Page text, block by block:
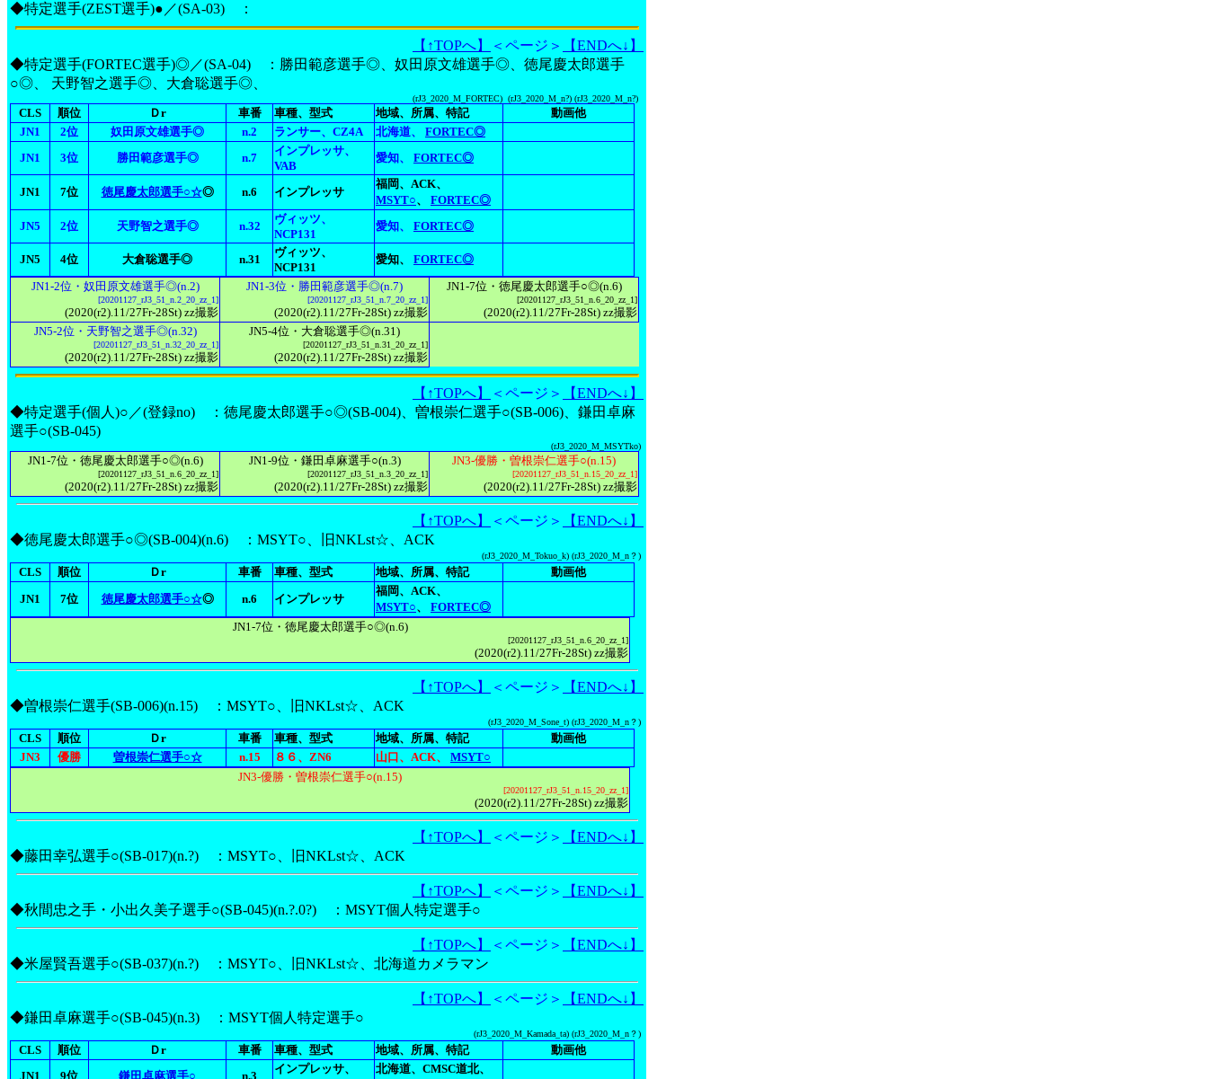
◆特定選手(ZEST選手)●／(SA-03) ：
【↑TOPへ】 ＜ページ＞
【ENDへ↓】
◆特定選手(FORTEC選手)◎／(SA-04) ：勝田範彦選手◎、奴田原文雄選手◎、徳尾慶太郎選手
○◎、 天野智之選手◎、大倉聡選手◎、
(rJ3_2020_M_FORTEC) (rJ3_2020_M_n?) (rJ3_2020_M_n?)
CLS 順位 Ｄr 車番 車種、型式 地域、所属、特記
動画他
JN1
2位 奴田原文雄選手◎ n.2 ランサー、CZ4A 北海道、 FORTEC◎
JN1
3位 勝田範彦選手◎ n.7
インプレッサ、
VAB
愛知、 FORTEC◎
JN1 7位 徳尾慶太郎選手○☆◎ n.6 インプレッサ
福岡、ACK、
MSYT○、 FORTEC◎
JN5
2位 天野智之選手◎ n.32
ヴィッツ、
NCP131
愛知、 FORTEC◎
JN5 4位 大倉聡選手◎ n.31
ヴィッツ、
NCP131
愛知、 FORTEC◎
JN1-2位・奴田原文雄選手◎(n.2)
[20201127_rJ3_51_n.2_20_zz_1]
(2020(r2).11/27Fr-28St) zz撮影
JN1-3位・勝田範彦選手◎(n.7)
[20201127_rJ3_51_n.7_20_zz_1]
(2020(r2).11/27Fr-28St) zz撮影
JN1-7位・徳尾慶太郎選手○◎(n.6)
[20201127_rJ3_51_n.6_20_zz_1]
(2020(r2).11/27Fr-28St) zz撮影
JN5-2位・天野智之選手◎(n.32)
[20201127_rJ3_51_n.32_20_zz_1]
(2020(r2).11/27Fr-28St) zz撮影
JN5-4位・大倉聡選手◎(n.31)
[20201127_rJ3_51_n.31_20_zz_1]
(2020(r2).11/27Fr-28St) zz撮影
【↑TOPへ】 ＜ページ＞
【ENDへ↓】
◆特定選手(個人)○／(登録no) ：徳尾慶太郎選手○◎(SB-004)、曽根崇仁選手○(SB-006)、鎌田卓麻
選手○(SB-045)
(rJ3_2020_M_MSYTko)
JN1-7位・徳尾慶太郎選手○◎(n.6)
[20201127_rJ3_51_n.6_20_zz_1]
(2020(r2).11/27Fr-28St) zz撮影
JN1-9位・鎌田卓麻選手○(n.3)
[20201127_rJ3_51_n.3_20_zz_1]
(2020(r2).11/27Fr-28St) zz撮影
JN3-優勝・曽根崇仁選手○(n.15)
[20201127_rJ3_51_n.15_20_zz_1]
(2020(r2).11/27Fr-28St) zz撮影
【↑TOPへ】 ＜ページ＞
【ENDへ↓】
◆徳尾慶太郎選手○◎(SB-004)(n.6) ：MSYT○、旧NKLst☆、ACK
(rJ3_2020_M_Tokuo_k) (rJ3_2020_M_n？)
CLS 順位 Ｄr 車番 車種、型式 地域、所属、特記
動画他
JN1
7位 徳尾慶太郎選手○☆◎ n.6 インプレッサ
福岡、ACK、
MSYT○、 FORTEC◎
JN1-7位・徳尾慶太郎選手○◎(n.6)
[20201127_rJ3_51_n.6_20_zz_1]
(2020(r2).11/27Fr-28St) zz撮影
【↑TOPへ】 ＜ページ＞
【ENDへ↓】
◆曽根崇仁選手(SB-006)(n.15) ：MSYT○、旧NKLst☆、ACK
(rJ3_2020_M_Sone_t) (rJ3_2020_M_n？)
CLS 順位 Ｄr 車番 車種、型式 地域、所属、特記
動画他
JN3
優勝 曽根崇仁選手○☆ n.15 ８６、ZN6 山口、ACK、 MSYT○
JN3-優勝・曽根崇仁選手○(n.15)
[20201127_rJ3_51_n.15_20_zz_1]
(2020(r2).11/27Fr-28St) zz撮影
【↑TOPへ】 ＜ページ＞
【ENDへ↓】
◆藤田幸弘選手○(SB-017)(n.?) ：MSYT○、旧NKLst☆、ACK
【↑TOPへ】 ＜ページ＞
【ENDへ↓】
◆秋間忠之手・小出久美子選手○(SB-045)(n.?.0?) ：MSYT個人特定選手○
【↑TOPへ】 ＜ページ＞
【ENDへ↓】
◆米屋賢吾選手○(SB-037)(n.?) ：MSYT○、旧NKLst☆、北海道カメラマン
【↑TOPへ】 ＜ページ＞
【ENDへ↓】
◆鎌田卓麻選手○(SB-045)(n.3) ：MSYT個人特定選手○
(rJ3_2020_M_Kamada_ta) (rJ3_2020_M_n？)
CLS 順位 Ｄr 車番 車種、型式 地域、所属、特記
動画他
JN1
9位 鎌田卓麻選手○ n.3
インプレッサ、
北海道、CMSC道北、